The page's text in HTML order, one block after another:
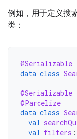
例如，用于定义搜
类：
@Serializable
data class
@Serializable
@Parcelize
data class
val
val filters :